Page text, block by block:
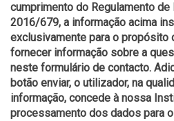
cumprimento do Regulamento
2016/679, a informação acima
exclusivamente para o propósito
fornecer informação sobre a
neste formulário de contacto.
botão enviar, o utilizador, na
informação, concede à nossa
processamento dos dados para